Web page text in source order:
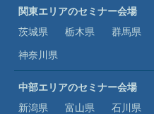
関東エリアのセミナー会場
茨城県
栃木県 群馬県
神奈川県
中部エリアのセミナー会場
新潟県
富山県 石川県